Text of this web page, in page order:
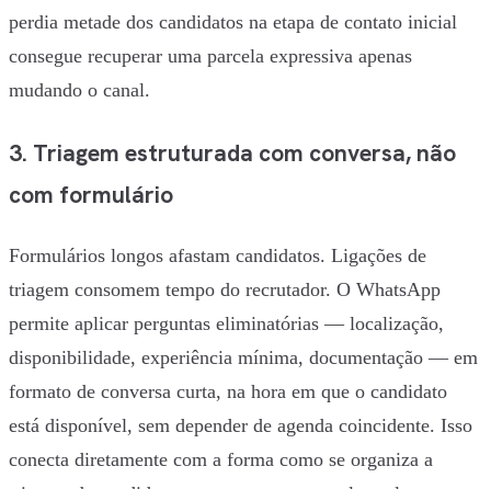
perdia metade dos candidatos na etapa de contato inicial
consegue recuperar uma parcela expressiva apenas
mudando o canal.
3. Triagem estruturada com conversa, não
com formulário
Formulários longos afastam candidatos. Ligações de
triagem consomem tempo do recrutador. O WhatsApp
permite aplicar perguntas eliminatórias — localização,
disponibilidade, experiência mínima, documentação — em
formato de conversa curta, na hora em que o candidato
está disponível, sem depender de agenda coincidente. Isso
conecta diretamente com a forma como se organiza a